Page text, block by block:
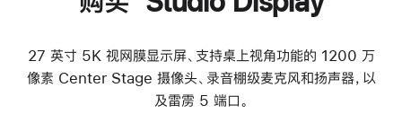
27 英寸 5K 视网膜显示屏、支持桌上视角功能的 1200 万
像素 Center Stage 摄像头、录音棚级麦克风和扬声器，以
及雷雳 5 端口。